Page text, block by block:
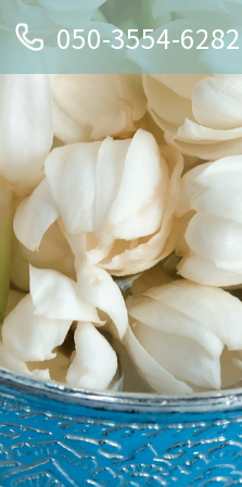
050-3554-6282